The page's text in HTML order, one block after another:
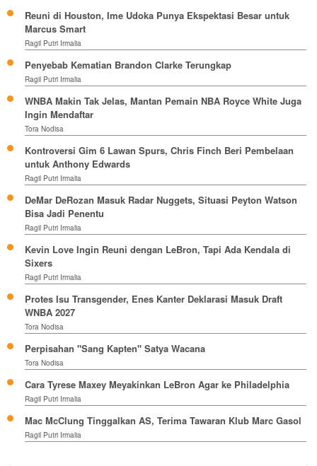
Reuni di Houston, Ime Udoka Punya Ekspektasi Besar untuk
Marcus Smart
Ragil Putri Irmalia
Penyebab Kematian Brandon Clarke Terungkap
Ragil Putri Irmalia
WNBA Makin Tak Jelas, Mantan Pemain NBA Royce White Juga
Ingin Mendaftar
Tora Nodisa
Kontroversi Gim 6 Lawan Spurs, Chris Finch Beri Pembelaan
untuk Anthony Edwards
Ragil Putri Irmalia
DeMar DeRozan Masuk Radar Nuggets, Situasi Peyton Watson
Bisa Jadi Penentu
Ragil Putri Irmalia
Kevin Love Ingin Reuni dengan LeBron, Tapi Ada Kendala di
Sixers
Ragil Putri Irmalia
Protes Isu Transgender, Enes Kanter Deklarasi Masuk Draft
WNBA 2027
Tora Nodisa
Perpisahan "Sang Kapten" Satya Wacana
Tora Nodisa
Cara Tyrese Maxey Meyakinkan LeBron Agar ke Philadelphia
Ragil Putri Irmalia
Mac McClung Tinggalkan AS, Terima Tawaran Klub Marc Gasol
Ragil Putri Irmalia